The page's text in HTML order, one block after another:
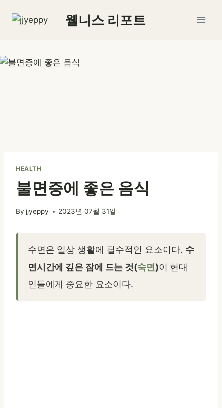
웰니스 리포트
HEALTH
불면증에 좋은 음식
By jjyeppy 2023년 07월 31일
수면은 일상 생활에 필수적인 요소이다. 수
면시간에 깊은 잠에 드는 것(숙면)이 현대
인들에게 중요한 요소이다.